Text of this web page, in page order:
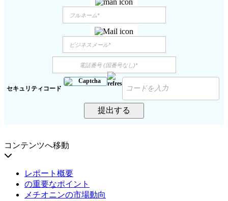
セキュリティコード
提出する
コンテンツへ移動
レポート概要
の重要なポイント
メチオニンの市場動向